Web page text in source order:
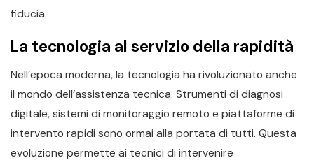
fiducia.
La tecnologia al servizio della rapidità
Nell’epoca moderna, la tecnologia ha rivoluzionato anche
il mondo dell’assistenza tecnica. Strumenti di diagnosi
digitale, sistemi di monitoraggio remoto e piattaforme di
intervento rapidi sono ormai alla portata di tutti. Questa
evoluzione permette ai tecnici di intervenire